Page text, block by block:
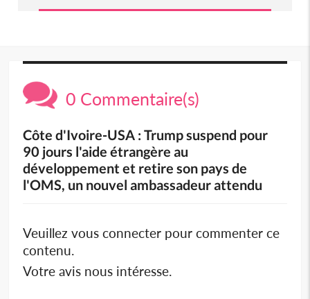
0 Commentaire(s)
Côte d'Ivoire-USA : Trump suspend pour
90 jours l'aide étrangère au
développement et retire son pays de
l'OMS, un nouvel ambassadeur attendu
Veuillez vous connecter pour commenter ce
contenu.
Votre avis nous intéresse.